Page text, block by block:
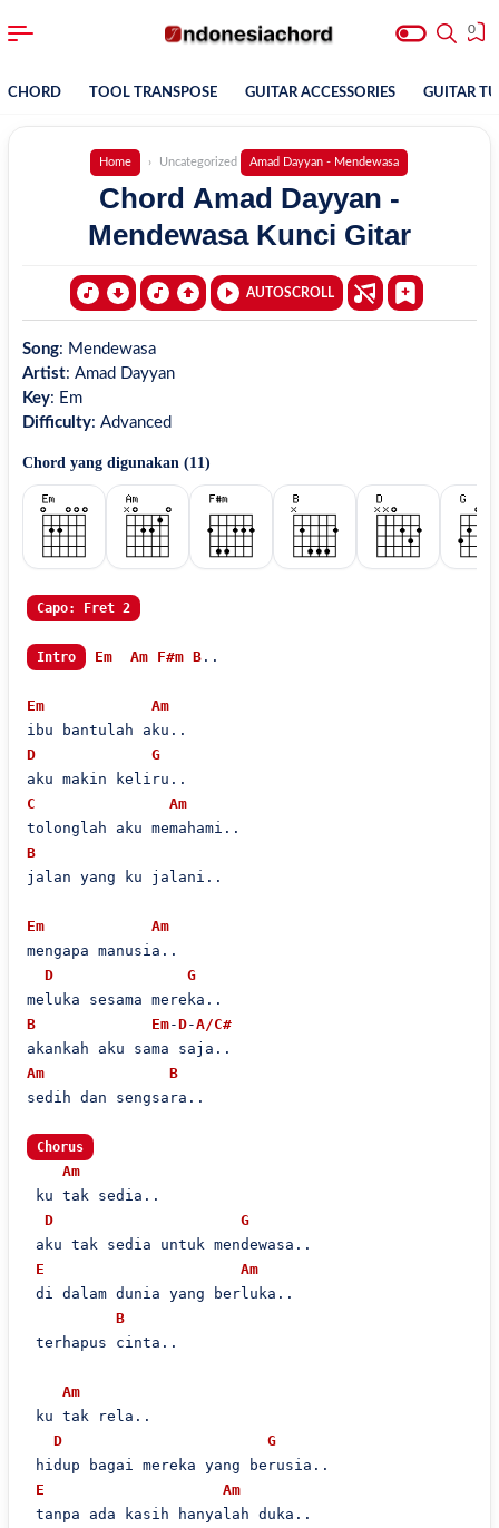
0
CHORD TOOL TRANSPOSE GUITAR ACCESSORIES GUITAR
Home Uncategorized Amad Dayyan - Mendewasa
Chord Amad Dayyan -
Mendewasa Kunci Gitar
AUTOSCROLL
Song: Mendewasa
Artist: Amad Dayyan
Key: Em
Difficulty: Advanced
Chord yang digunakan (11)
Capo: Fret 2
Intro Em Am F#m B..
Em
Am
D
G
C
Am
B
jalan yang ku jalani..
Em
Am
mengapa manusia..
D
G
B
Em-D-A/C#
Am
B
sedih dan sengsara..
Chorus
Am
ku tak sedia..
D
G
aku tak sedia untuk mendewasa..
E
Am
di dalam dunia yang berluka..
B
terhapus cinta..
Am
ku tak rela..
D
G
hidup bagai mereka yang berusia..
E
Am
tanpa ada kasih hanyalah duka..